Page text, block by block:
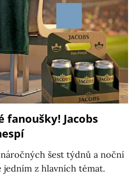
fanoušky! Jacobs
šest týdnů a noční
jedním z hlavních témat.